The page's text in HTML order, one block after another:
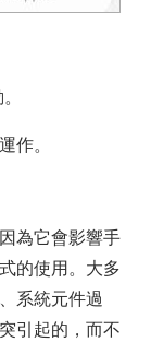
作。
為它會影響手
的使用。大多
系統元件過
引起的，而不